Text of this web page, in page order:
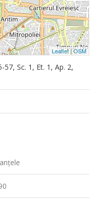
Leaflet|OSM
Sc. 1, Et. 1, Ap. 2,